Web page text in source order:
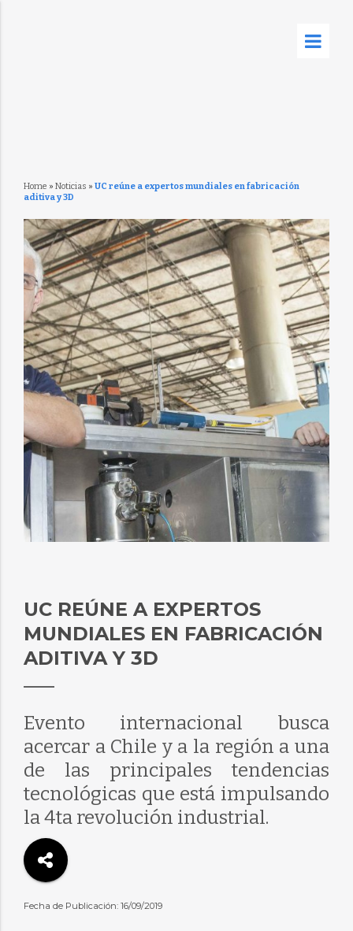
Home » Noticias » UC reúne a expertos mundiales en fabricación
aditiva y 3D
UC REÚNE A EXPERTOS
MUNDIALES EN FABRICACIÓN
ADITIVA Y 3D
Evento internacional busca
acercar a Chile y a la región a una
de las principales tendencias
tecnológicas que está impulsando
la 4ta revolución industrial.
Fecha de Publicación: 16/09/2019